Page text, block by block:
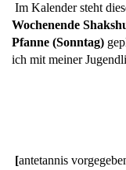
Im Kalender steht
Wochenende
Pfanne (Sonntag)
ich mit meiner
[antetannis